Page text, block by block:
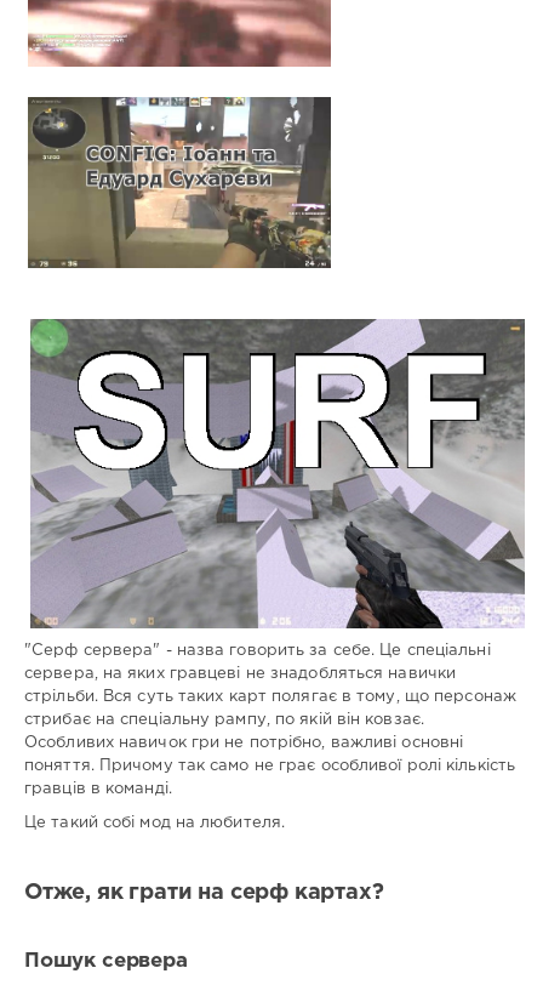
"Серф сервера" - назва говорить за себе. Це спеціальні
сервера, на яких гравцеві не знадобляться навички
стрільби. Вся суть таких карт полягає в тому, що персонаж
стрибає на спеціальну рампу, по якій він ковзає.
Особливих навичок гри не потрібно, важливі основні
поняття. Причому так само не грає особливої ролі кількість
гравців в команді.
Це такий собі мод на любителя.
Отже, як грати на серф картах?
Пошук сервера